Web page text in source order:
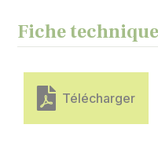
Fiche
Télécharger